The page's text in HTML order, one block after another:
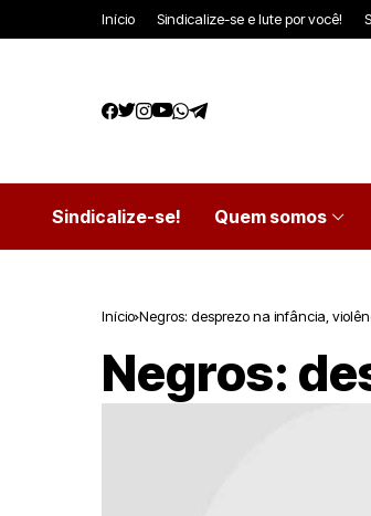
Início Sindicalize-se e lute por você!
Sindicalize-se! Quem somos
Início Negros: desprezo na infância,
Negros: